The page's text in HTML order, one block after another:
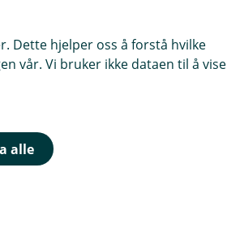
Dette hjelper oss å forstå hvilke
vår. Vi bruker ikke dataen til å vise
alle